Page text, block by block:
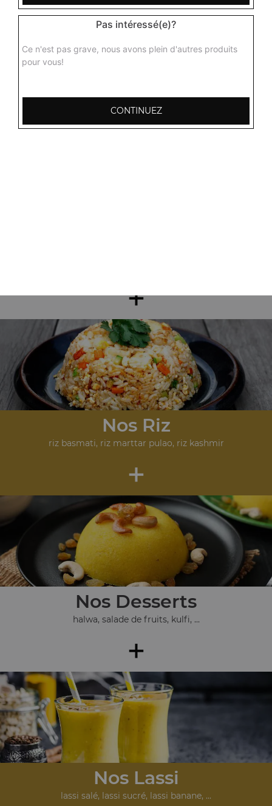
Nos Plats aux Gambas
+
+
Nos Riz
riz basmati, riz marttar pulao, riz kashmir
+
Nos Desserts
halwa, salade de fruits, kulfi, ...
+
Nos Lassi
lassi salé, lassi sucré, lassi banane, ...
Pas intéressé(e)?
Ce n'est pas grave, nous avons plein d'autres produits
pour vous!
CONTINUEZ